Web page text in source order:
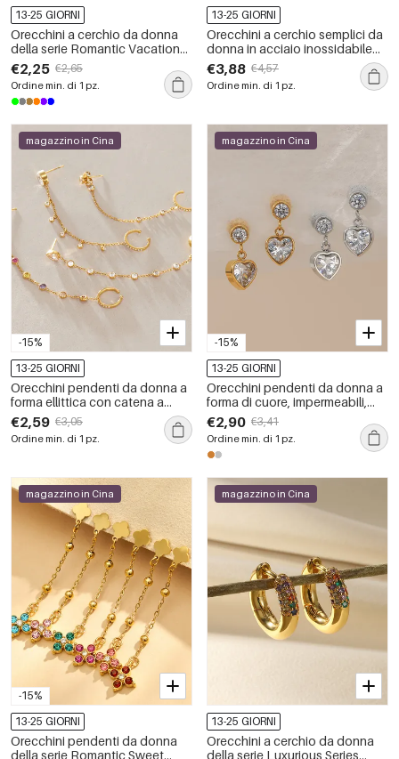
13-25 GIORNI
Orecchini a cerchio da donna
della serie Romantic Vacation
con perline, conchiglia e filo, in
acciaio inossidabile,
impermeabili, colore oro.
€2,25 €2,65
Ordine min. di 1 pz.
13-25 GIORNI
Orecchini a cerchio semplici da
donna in acciaio inossidabile
color oro, impermeabili, della
serie Luxurious.
€3,88 €4,57
Ordine min. di 1 pz.
-15%
magazzino in Cina
13-25 GIORNI
Orecchini pendenti da donna a
forma ellittica con catena a
nappine, in acciaio inossidabile,
impermeabili, della serie
Romantic Series Vacation.
€2,59 €3,05
Ordine min. di 1 pz.
-15%
magazzino in Cina
13-25 GIORNI
Orecchini pendenti da donna a
forma di cuore, impermeabili,
color oro, con zirconi.
€2,90 €3,41
Ordine min. di 1 pz.
-15%
magazzino in Cina
13-25 GIORNI
Orecchini pendenti da donna
della serie Romantic Sweet
magazzino in Cina
13-25 GIORNI
Orecchini a cerchio da donna
della serie Luxurious Series